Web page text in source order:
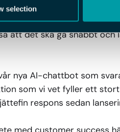
selection
nya knowledge base, med
att det ska gå snabbt
nya AI-chattbot som
som vi vet fyller ett
respons sedan